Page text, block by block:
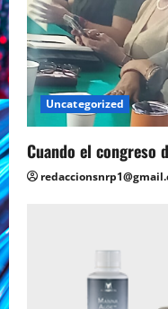
Uncategorized
Cuando el congreso